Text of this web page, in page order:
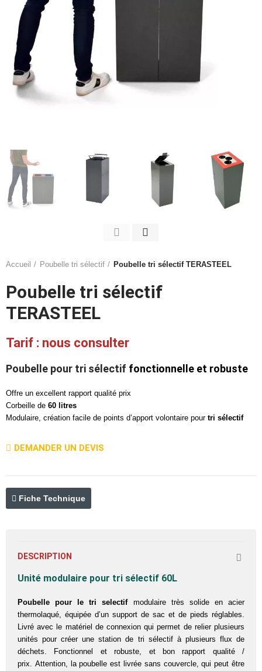
Accueil Poubelle tri sélectif Poubelle tri sélectif TERASTEEL
Poubelle tri sélectif
TERASTEEL
Tarif : nous consulter
Poubelle pour tri sélectif fonctionnelle et robuste
Offre un excellent rapport qualité prix
Corbeille de 60 litres
Modulaire, création facile de points d’apport volontaire pour tri sélectif
DEMANDER UN DEVIS
Fiche Technique
DESCRIPTION
Unité modulaire pour tri sélectif 60L
Poubelle pour le tri selectif modulaire très solide en acier
thermolaqué, équipée d’un support de sac et de pieds réglables.
Livré avec le matériel de connexion qui permet de relier plusieurs
unités pour créer une station de tri sélectif à plusieurs flux de
déchets. Fonctionnel et robuste, et bon rapport qualité /
prix. Attention, la poubelle est livrée sans couvercle, qui peut être